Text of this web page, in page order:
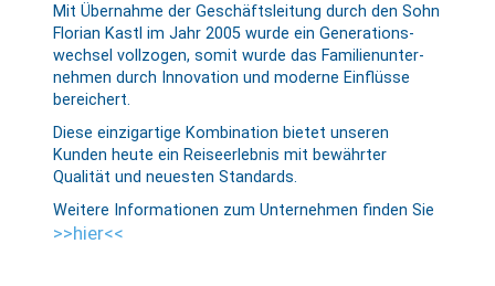
Mit Übernahme der Geschäfts­leitung durch den Sohn
Florian Kastl im Jahr 2005 wurde ein Generations­
wechsel vollzogen, somit wurde das Familien­unter­
nehmen durch Innovation und moderne Einflüsse
bereichert.
Diese einzig­artige Kombination bietet unseren
Kunden heute ein Reise­er­leb­nis mit bewährter
Qualität und neuesten Standards.
Weitere Informationen zum Unternehmen finden Sie
>>hier<<